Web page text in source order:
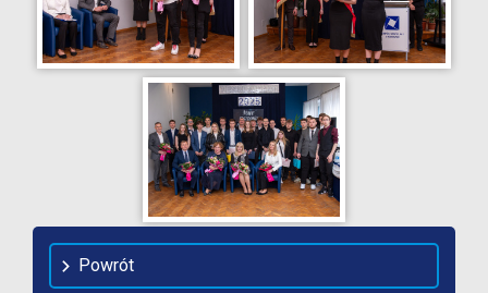
Powrót